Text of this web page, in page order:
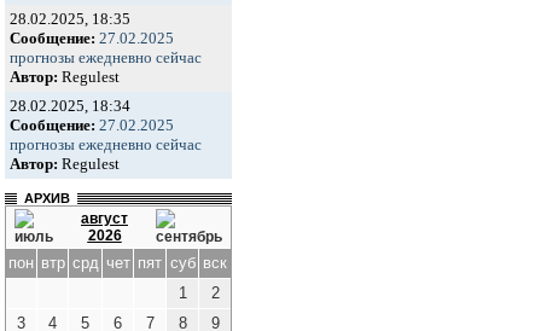
28.02.2025, 18:35
Сообщение: 27.02.2025
прогнозы ежедневно сейчас
Автор: Regulest
28.02.2025, 18:34
Сообщение: 27.02.2025
прогнозы ежедневно сейчас
Автор: Regulest
АРХИВ
август
2026
пон втр срд чет пят суб вск
1
2
3
4 5 6 7 8
9